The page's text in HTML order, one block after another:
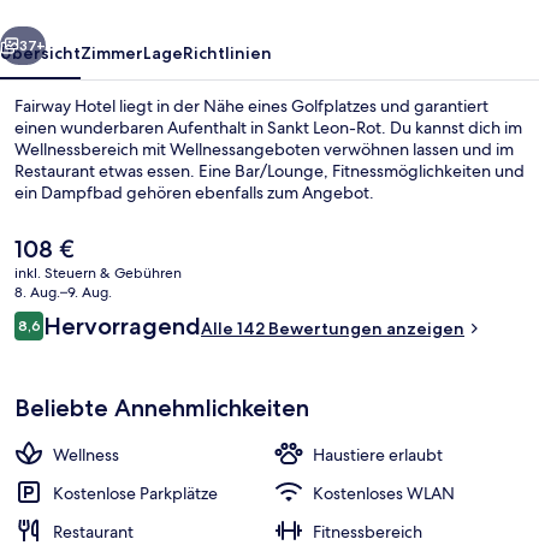
Weiter
37+
ÜbersichtZimmerLageRichtlinien
Fairway Hotel liegt in der Nähe eines Golfplatzes und garantiert
einen wunderbaren Aufenthalt in Sankt Leon-Rot. Du kannst dich im
Wellnessbereich mit Wellnessangeboten verwöhnen lassen und im
Restaurant etwas essen. Eine Bar/Lounge, Fitnessmöglichkeiten und
ein Dampfbad gehören ebenfalls zum Angebot.
Der
aktuelle
Preis
beträgt
108 €.
108 €
inkl. Steuern & Gebühren
8. Aug.–9. Aug.
Bewertungen
8,68,6 von 10.
HervorragendAlle 142 Bewertungen anzeigen
Beliebte Annehmlichkeiten
Wellness
Haustiere erlaubt
Kostenlose Parkplätze
Kostenloses WLAN
Restaurant
Fitnessbereich